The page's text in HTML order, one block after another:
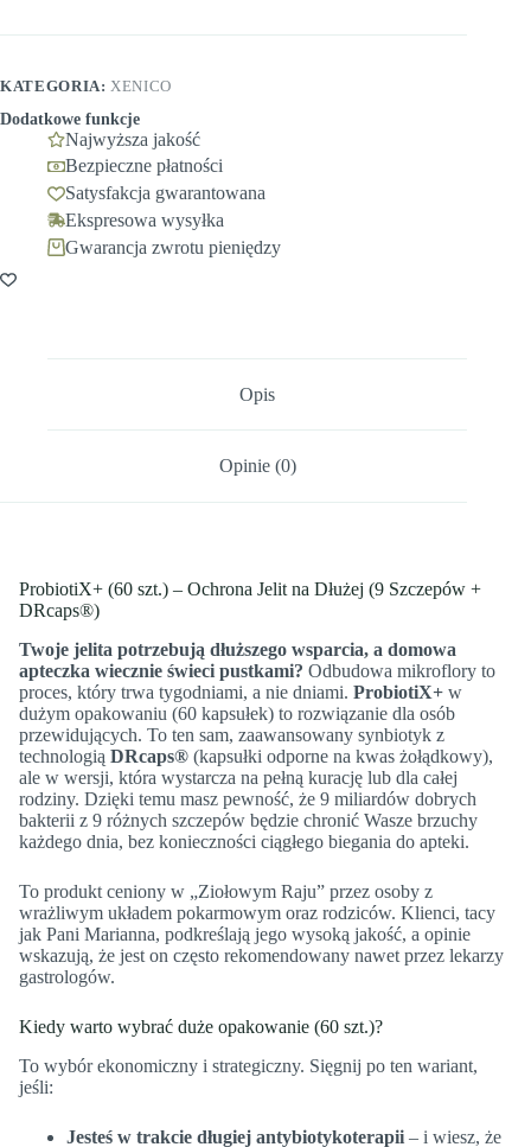
KATEGORIA: XENICO
Dodatkowe funkcje
Najwyższa jakość
Bezpieczne płatności
Satysfakcja gwarantowana
Ekspresowa wysyłka
Gwarancja zwrotu pieniędzy
Opis
Opinie (0)
ProbiotiX+ (60 szt.) – Ochrona Jelit na Dłużej (9 Szczepów +
DRcaps®)
Twoje jelita potrzebują dłuższego wsparcia, a domowa
apteczka wiecznie świeci pustkami? Odbudowa mikroflory to
proces, który trwa tygodniami, a nie dniami. ProbiotiX+ w
dużym opakowaniu (60 kapsułek) to rozwiązanie dla osób
przewidujących. To ten sam, zaawansowany synbiotyk z
technologią DRcaps® (kapsułki odporne na kwas żołądkowy),
ale w wersji, która wystarcza na pełną kurację lub dla całej
rodziny. Dzięki temu masz pewność, że 9 miliardów dobrych
bakterii z 9 różnych szczepów będzie chronić Wasze brzuchy
każdego dnia, bez konieczności ciągłego biegania do apteki.
To produkt ceniony w „Ziołowym Raju” przez osoby z
wrażliwym układem pokarmowym oraz rodziców. Klienci, tacy
jak Pani Marianna, podkreślają jego wysoką jakość, a opinie
wskazują, że jest on często rekomendowany nawet przez lekarzy
gastrologów.
Kiedy warto wybrać duże opakowanie (60 szt.)?
To wybór ekonomiczny i strategiczny. Sięgnij po ten wariant,
jeśli:
Jesteś w trakcie długiej antybiotykoterapii – i wiesz, że